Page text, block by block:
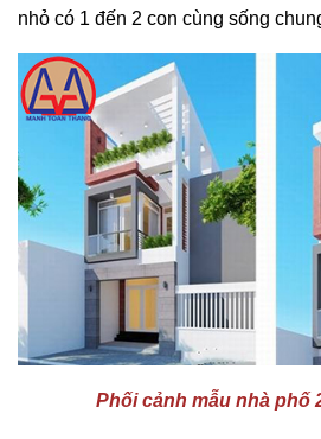
nhỏ có 1 đến 2 con cùng sống
Phối cảnh mẫu nhà phố